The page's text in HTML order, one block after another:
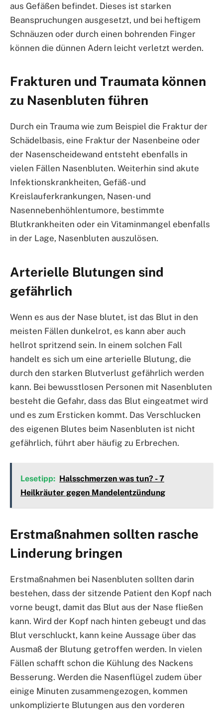
aus Gefäßen befindet. Dieses ist starken
Beanspruchungen ausgesetzt, und bei heftigem
Schnäuzen oder durch einen bohrenden Finger
können die dünnen Adern leicht verletzt werden.
Frakturen und Traumata können
zu Nasenbluten führen
Durch ein Trauma wie zum Beispiel die Fraktur der
Schädelbasis, eine Fraktur der Nasenbeine oder
der Nasenscheidewand entsteht ebenfalls in
vielen Fällen Nasenbluten. Weiterhin sind akute
Infektionskrankheiten, Gefäß- und
Kreislauferkrankungen, Nasen- und
Nasennebenhöhlentumore, bestimmte
Blutkrankheiten oder ein Vitaminmangel ebenfalls
in der Lage, Nasenbluten auszulösen.
Arterielle Blutungen sind
gefährlich
Wenn es aus der Nase blutet, ist das Blut in den
meisten Fällen dunkelrot, es kann aber auch
hellrot spritzend sein. In einem solchen Fall
handelt es sich um eine arterielle Blutung, die
durch den starken Blutverlust gefährlich werden
kann. Bei bewusstlosen Personen mit Nasenbluten
besteht die Gefahr, dass das Blut eingeatmet wird
und es zum Ersticken kommt. Das Verschlucken
des eigenen Blutes beim Nasenbluten ist nicht
gefährlich, führt aber häufig zu Erbrechen.
Lesetipp: Halsschmerzen was tun? - 7
Heilkräuter gegen Mandelentzündung
Erstmaßnahmen sollten rasche
Linderung bringen
Erstmaßnahmen bei Nasenbluten sollten darin
bestehen, dass der sitzende Patient den Kopf nach
vorne beugt, damit das Blut aus der Nase fließen
kann. Wird der Kopf nach hinten gebeugt und das
Blut verschluckt, kann keine Aussage über das
Ausmaß der Blutung getroffen werden. In vielen
Fällen schafft schon die Kühlung des Nackens
Besserung. Werden die Nasenflügel zudem über
einige Minuten zusammengezogen, kommen
unkomplizierte Blutungen aus den vorderen